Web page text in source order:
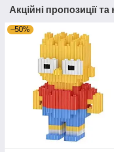
Акційні пропозиції
–50%